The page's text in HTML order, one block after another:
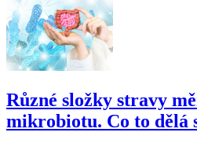
Různé složky stravy
mikrobiotu. Co to dělá